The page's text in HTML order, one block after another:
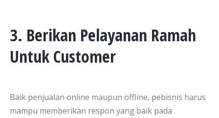
3. Berikan Pelayanan Ramah
Untuk Customer
Baik penjualan online maupun offline, pebisnis harus
mampu memberikan respon yang baik pada